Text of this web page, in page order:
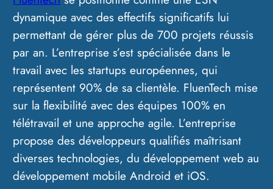
dynamique avec des effectifs significatifs lui
permettant de gérer plus de 700 projets réussis
par an. L’entreprise s’est spécialisée dans le
travail avec les startups européennes, qui
représentent 90% de sa clientèle. FluenTech mise
sur la flexibilité avec des équipes 100% en
télétravail et une approche agile. L’entreprise
propose des développeurs qualifiés maîtrisant
diverses technologies, du développement web au
développement mobile Android et iOS.